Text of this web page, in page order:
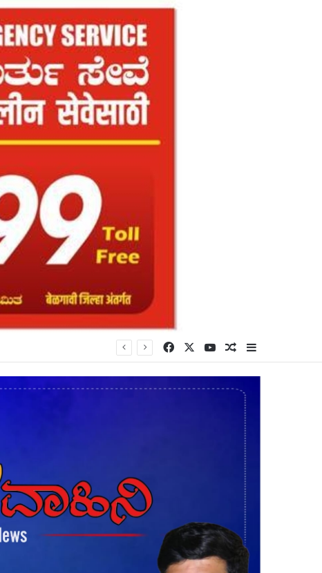
FacebookYouTubeRandom Article